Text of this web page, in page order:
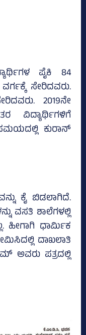
ಪೈಕಿ 84
ಸೇರಿದವರು.
2019ನೇ
ವಿದ್ಯಾರ್ಥಿಗಳಿಗೆ
ಕುರಾನ್‌
ಕೈ ಬಿಡಲಾಗಿದೆ.
ವಸತಿ ಶಾಲೆಗಳಲ್ಲಿ
ಹೀಗಾಗಿ ಧಾರ್ಮಿಕ
ದಾಖಲಾತಿ
ಅವರು ಪತ್ರದಲ್ಲಿ